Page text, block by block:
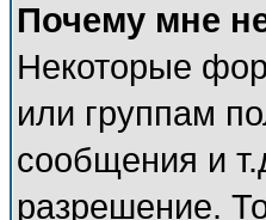
Почему мне
Некоторые
или группам
сообщения и
разрешение.